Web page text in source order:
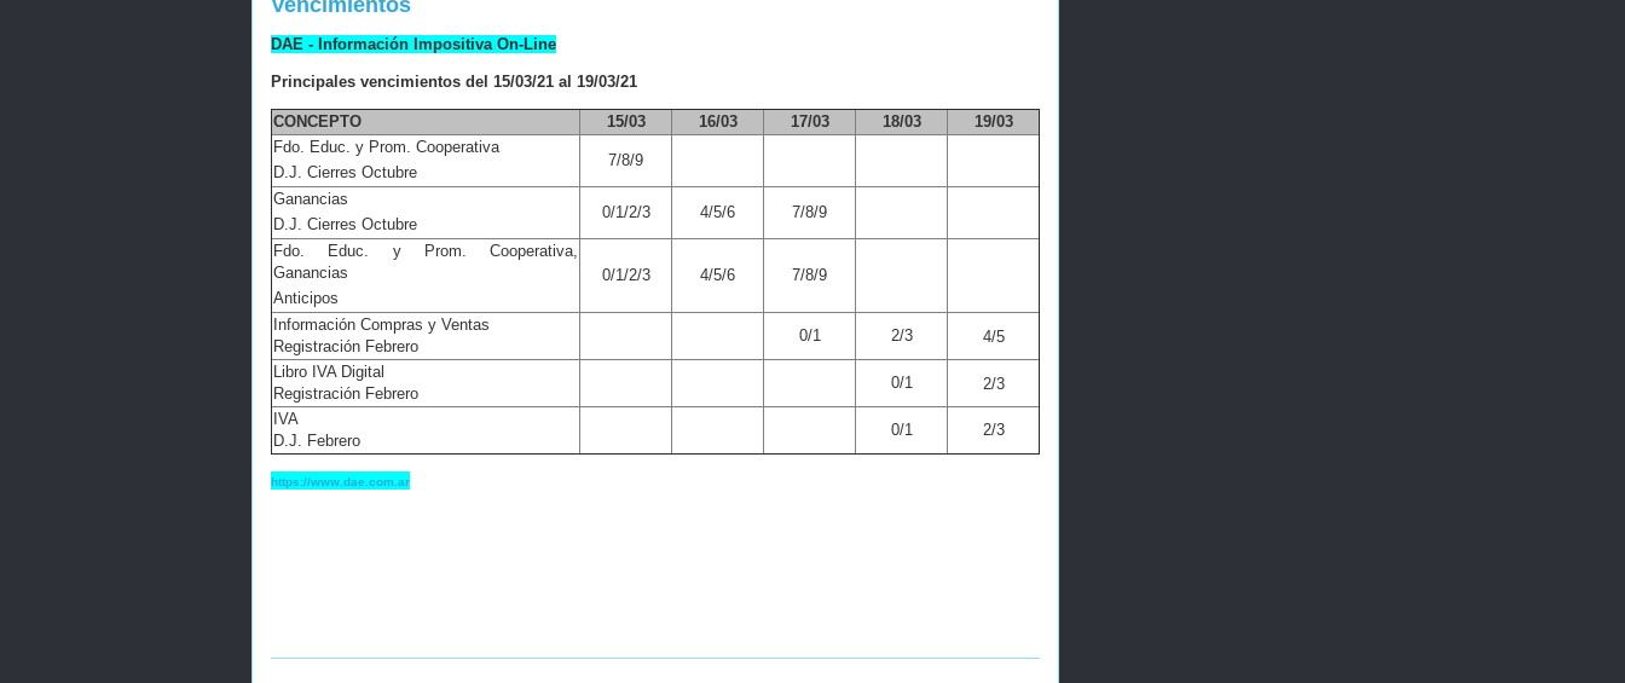
DAE - Información Impositiva On-Line
Principales vencimientos del 15/03/21 al 19/03/21
CONCEPTO 15/03 16/03 17/03 18/03
19/03
Fdo. Educ. y Prom. Cooperativa
D.J. Cierres Octubre
7/8/9
Ganancias
D.J. Cierres Octubre
0/1/2/3 4/5/6 7/8/9
Fdo. Educ. y Prom. Cooperativa,
Ganancias
Anticipos
0/1/2/3 4/5/6 7/8/9
Información Compras y Ventas
Registración Febrero
0/1 2/3
4/5
Libro IVA Digital
Registración Febrero
0/1
2/3
IVA
D.J. Febrero
0/1 2/3
https://www.dae.com.ar